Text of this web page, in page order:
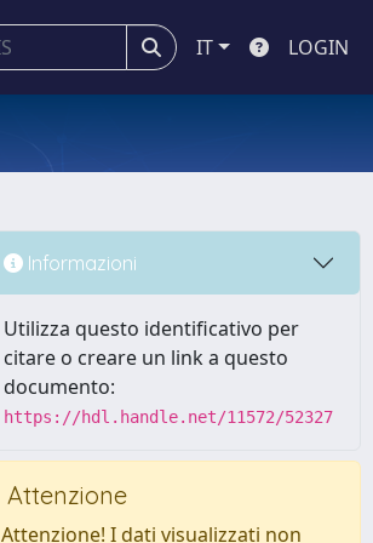
IT LOGIN
Informazioni
Utilizza questo identificativo per
citare o creare un link a questo
documento:
https://hdl.handle.net/11572/52327
Attenzione
Attenzione! I dati visualizzati non